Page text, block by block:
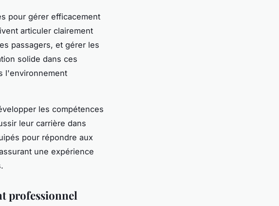
pour gérer efficacement
articuler clairement
passagers, et gérer les
solide dans ces
l'environnement
les compétences
leur carrière dans
pour répondre aux
une expérience
professionnel